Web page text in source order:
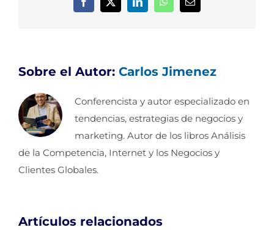
Facebook
X LinkedInWhatsAppCorreo
electrónico
Sobre el Autor: Carlos Jimenez
Conferencista y autor especializado en
tendencias, estrategias de negocios y
marketing. Autor de los libros Análisis
de la Competencia, Internet y los Negocios y
Clientes Globales.
Artículos relacionados